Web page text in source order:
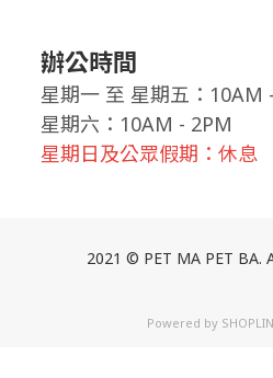
辦公時間
星期一 至 星期五：10AM
星期六：10AM - 2PM
星期日及公眾假期：休息
2021 © PET MA PET BA.
Powered by